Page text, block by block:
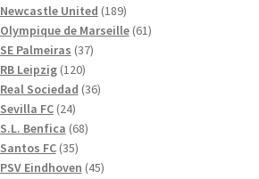
produkter
Newcastle United 189189
produkter
Olympique de Marseille 6161
SE Palmeiras 3737
RB Leipzig 120120
produkter
Real Sociedad 3636
Sevilla FC 2424
produkter
S.L. Benfica 6868
Santos FC 3535
produkter
PSV Eindhoven 4545